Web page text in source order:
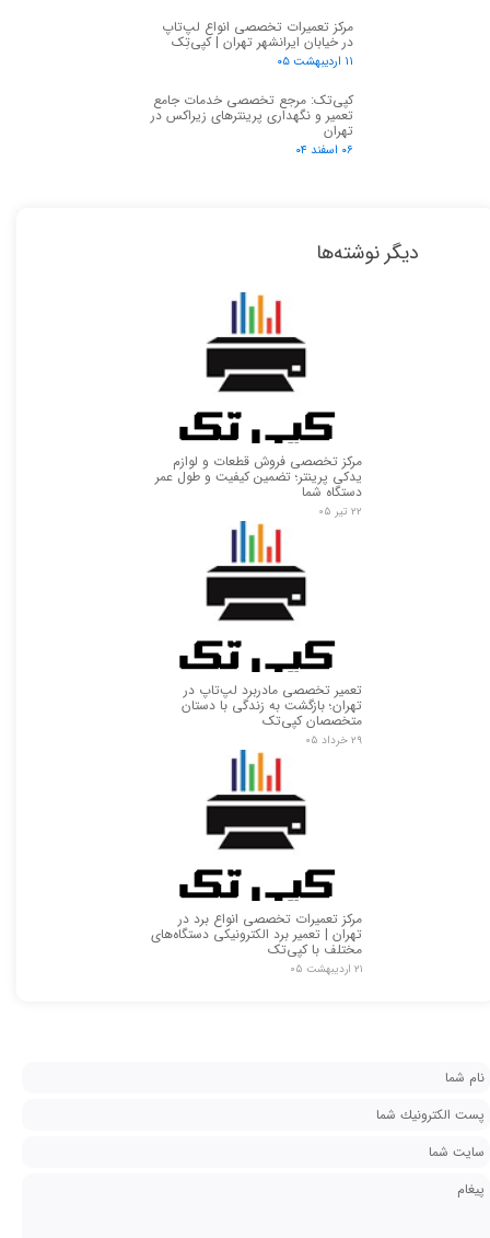
مرکز تعمیرات تخصصی انواع لپ‌تاپ
در خیابان ایرانشهر تهران | کپی‌تِک
۱۱ اردیبهشت ۰۵
کپی‌تک: مرجع تخصصی خدمات جامع
تعمیر و نگهداری پرینترهای زیراکس در
تهران
۰۶ اسفند ۰۴
دیگر نوشته‌ها
مرکز تخصصی فروش قطعات و لوازم
یدکی پرینتر؛ تضمین کیفیت و طول عمر
دستگاه شما
۲۲ تیر ۰۵
تعمیر تخصصی مادربرد لپ‌تاپ در
تهران؛ بازگشت به زندگی با دستان
متخصصان کپی‌تک
۲۹ خرداد ۰۵
مرکز تعمیرات تخصصی انواع برد در
تهران | تعمیر برد الکترونیکی دستگاه‌های
مختلف با کپی‌تک
۲۱ اردیبهشت ۰۵